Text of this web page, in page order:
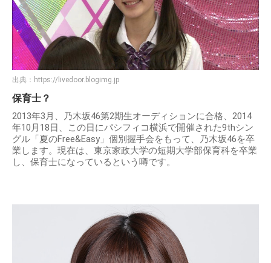
出典： https://livedoor.blogimg.jp
保育士？
2013年3月、乃木坂46第2期生オーディションに合格、2014
年10月18日、この日にパシフィコ横浜で開催された9thシン
グル「夏のFree&Easy」個別握手会をもって、乃木坂46を卒
業します。現在は、東京家政大学の短期大学部保育科を卒業
し、保育士になっているという噂です。